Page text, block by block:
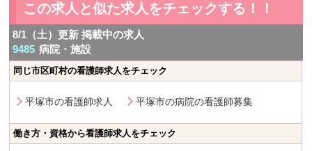
この求人と似た求人をチェックする！！
8/1（土）更新 掲載中の求人
9485 病院・施設
同じ市区町村の看護師求人をチェック
平塚市の看護師求人 平塚市の病院の看護師募集
働き方・資格から看護師求人をチェック